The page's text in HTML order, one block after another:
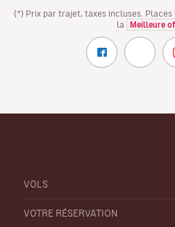
(*) Prix par trajet, taxes incluses.
la
Meilleure
VOLS
VOTRE RÉSERVATION